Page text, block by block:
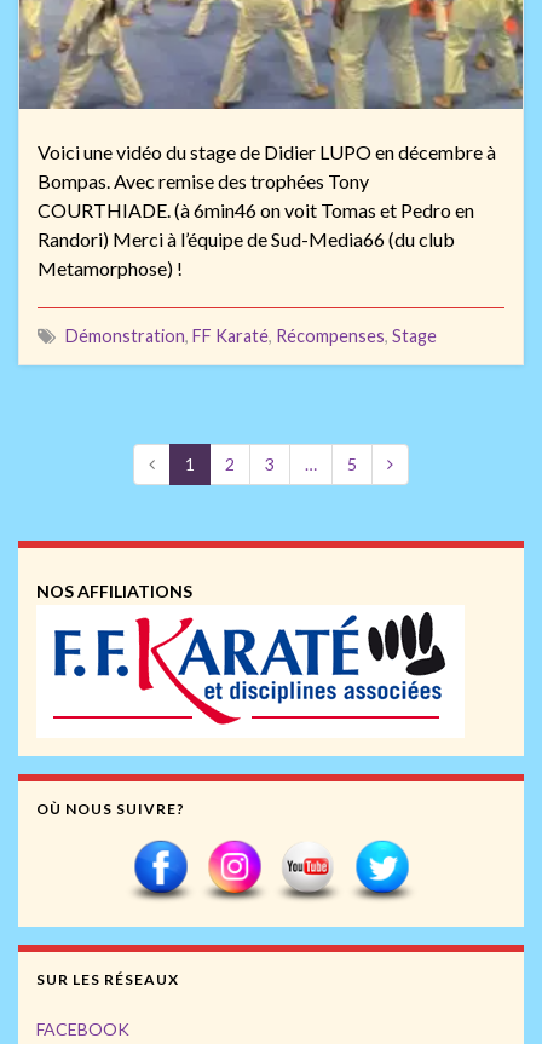
Voici une vidéo du stage de Didier LUPO en décembre à
Bompas. Avec remise des trophées Tony
COURTHIADE. (à 6min46 on voit Tomas et Pedro en
Randori) Merci à l’équipe de Sud-Media66 (du club
Metamorphose) !
Démonstration, FF Karaté, Récompenses, Stage
1 2 3 … 5
NOS AFFILIATIONS
OÙ NOUS SUIVRE?
SUR LES RÉSEAUX
FACEBOOK